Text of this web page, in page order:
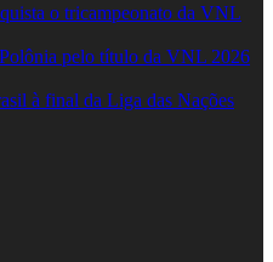
o tricampeonato da VNL
pelo título da VNL 2026
à final da Liga das Nações